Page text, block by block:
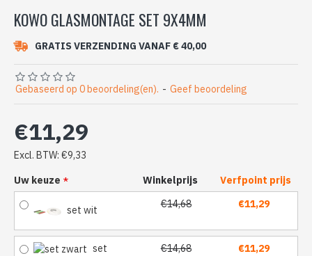
KOWO GLASMONTAGE SET 9X4MM
GRATIS VERZENDING VANAF € 40,00
Gebaseerd op 0 beoordeling(en). - Geef beoordeling
€11,29
Excl. BTW: €9,33
Uw keuze
Winkelprijs
Verfpoint prijs
€14,68
€11,29
set wit
€14,68 €11,29
set